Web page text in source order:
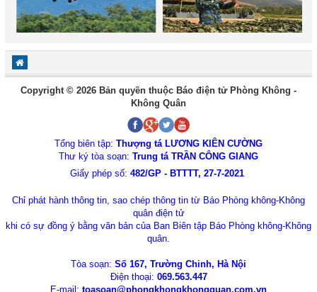
Copyright © 2026 Bản quyền thuộc Báo điện tử Phòng Không -
Không Quân
Tổng biên tập: Thượng tá LƯƠNG KIÊN CƯỜNG
Thư ký tòa soạn: Trung tá TRẦN CÔNG GIANG
Giấy phép số: 482/GP - BTTTT, 27-7-2021
Chỉ phát hành thông tin, sao chép thông tin từ Báo Phòng không-Không
quân điện tử
khi có sự đồng ý bằng văn bản của Ban Biên tập Báo Phòng không-Không
quân.
Tòa soạn: Số 167, Trường Chinh, Hà Nội
Điện thoại: 069.563.447
E-mail: toasoan@phongkhongkhongquan.com.vn